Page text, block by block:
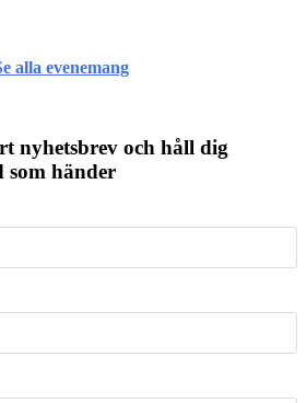
alla evenemang
nyhetsbrev och håll dig
som händer